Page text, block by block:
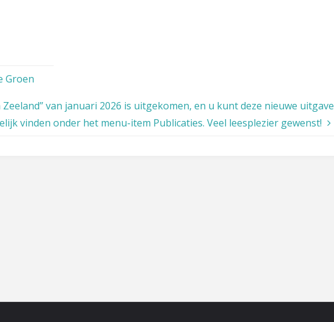
Groen
Zeeland” van januari 2026 is uitgekomen, en u kunt deze nieuwe uitgave
vinden onder het menu-item Publicaties. Veel leesplezier gewenst!